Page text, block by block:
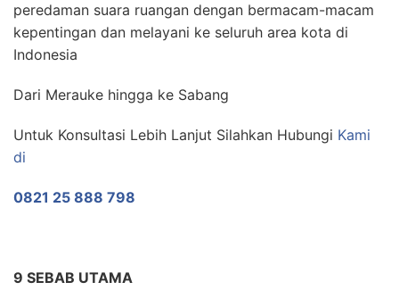
peredaman suara ruangan dengan bermacam-macam
kepentingan dan melayani ke seluruh area kota di
Indonesia
Dari Merauke hingga ke Sabang
Untuk Konsultasi Lebih Lanjut Silahkan Hubungi Kami
di
0821 25 888 798
9 SEBAB UTAMA